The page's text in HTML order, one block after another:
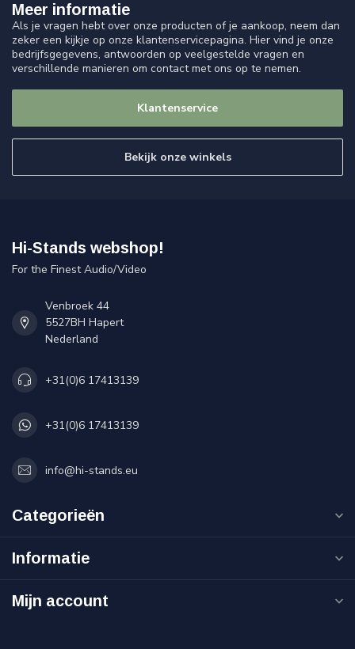
Meer informatie
Als je vragen hebt over onze producten of je aankoop, neem dan
zeker een kijkje op onze klantenservicepagina. Hier vind je onze
bedrijfsgegevens, antwoorden op veelgestelde vragen en
verschillende manieren om contact met ons op te nemen.
Klantenservice
Bekijk onze winkels
Hi-Stands webshop!
For the Finest Audio/Video
Venbroek 44
5527BH Hapert
Nederland
+31(0)6 17413139
+31(0)6 17413139
info@hi-stands.eu
Categorieën
Informatie
Mijn account